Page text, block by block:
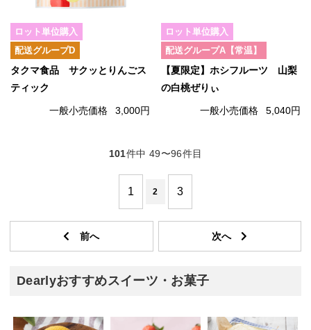
ロット単位購入
配送グループD
タクマ食品 サクッとりんごス
ティック
一般小売価格 3,000円
ロット単位購入
配送グループA【常温】
【夏限定】ホシフルーツ 山梨
の白桃ぜりぃ
一般小売価格 5,040円
101件中 49〜96件目
1 2 3
Dearlyおすすめスイーツ・お菓子